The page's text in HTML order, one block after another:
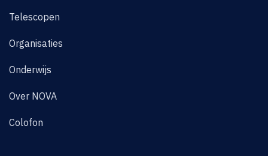
Telescopen
Organisaties
Onderwijs
Over NOVA
Colofon